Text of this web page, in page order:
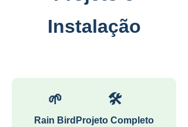
Instalação
🌱
Rain Bird
🛠
Projeto Completo